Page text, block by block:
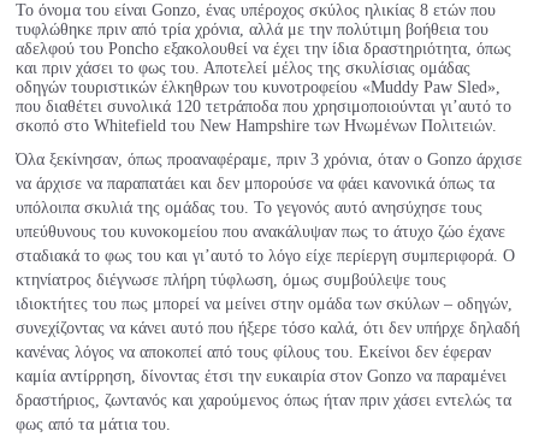
Το όνομα του είναι Gonzo, ένας υπέροχος σκύλος ηλικίας 8 ετών που
τυφλώθηκε πριν από τρία χρόνια, αλλά με την πολύτιμη βοήθεια του
αδελφού του Poncho εξακολουθεί να έχει την ίδια δραστηριότητα, όπως
και πριν χάσει το φως του. Αποτελεί μέλος της σκυλίσιας ομάδας
οδηγών τουριστικών έλκηθρων του κυνοτροφείου «Muddy Paw Sled»,
που διαθέτει συνολικά 120 τετράποδα που χρησιμοποιούνται γι’αυτό το
σκοπό στο Whitefield του New Hampshire των Ηνωμένων Πολιτειών.
Όλα ξεκίνησαν, όπως προαναφέραμε, πριν 3 χρόνια, όταν ο Gonzo άρχισε
να άρχισε να παραπατάει και δεν μπορούσε να φάει κανονικά όπως τα
υπόλοιπα σκυλιά της ομάδας του. Το γεγονός αυτό ανησύχησε τους
υπεύθυνους του κυνοκομείου που ανακάλυψαν πως το άτυχο ζώο έχανε
σταδιακά το φως του και γι’αυτό το λόγο είχε περίεργη συμπεριφορά. Ο
κτηνίατρος διέγνωσε πλήρη τύφλωση, όμως συμβούλεψε τους
ιδιοκτήτες του πως μπορεί να μείνει στην ομάδα των σκύλων – οδηγών,
συνεχίζοντας να κάνει αυτό που ήξερε τόσο καλά, ότι δεν υπήρχε δηλαδή
κανένας λόγος να αποκοπεί από τους φίλους του. Εκείνοι δεν έφεραν
καμία αντίρρηση, δίνοντας έτσι την ευκαιρία στον Gonzo να παραμένει
δραστήριος, ζωντανός και χαρούμενος όπως ήταν πριν χάσει εντελώς τα
φως από τα μάτια του.